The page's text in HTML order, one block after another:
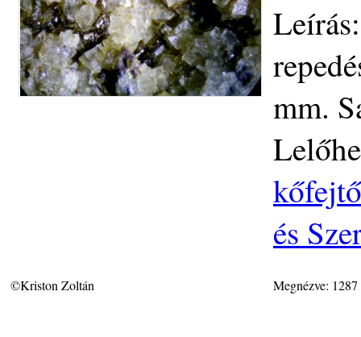
mm.
és
©Kriston Zoltán Megnézve: